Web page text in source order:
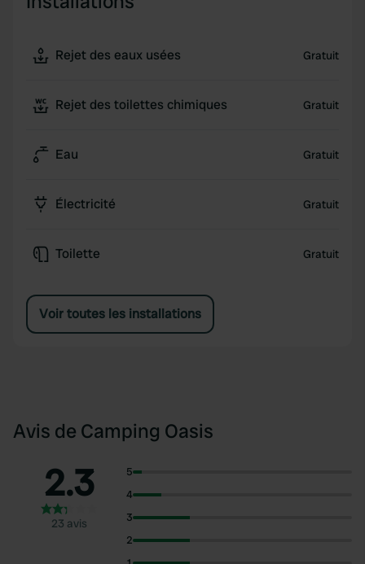
Rejet des eaux usées Gratuit
Rejet des toilettes chimiques Gratuit
Eau Gratuit
Électricité Gratuit
Toilette Gratuit
Voir toutes les installations
Avis de Camping Oasis
2.3
23 avis
5
4
3
2